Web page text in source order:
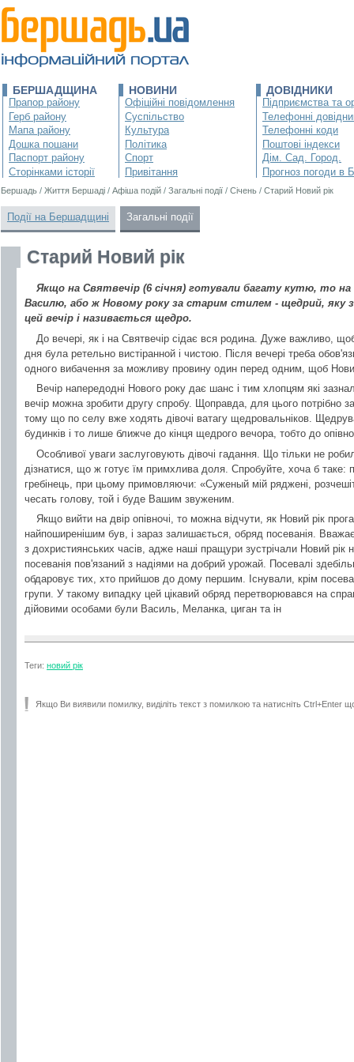
БЕРШАДЩИНА
Прапор району
Герб району
Мапа району
Дошка пошани
Паспорт району
Сторінками історії
НОВИНИ
Офіційні повідомлення
Суспільство
Культура
Політика
Спорт
Привітання
ДОВІДНИКИ
Підприємства та
Телефонні
Телефонні коди
Поштові індекси
Дім. Сад. Город.
Прогноз погоди в
Бершадь / Життя Бершаді / Афіша подій / Загальні події / Січень / Старий Новий рік
Події на Бершадщині Загальні події
Старий Новий рік
Якщо на Святвечір (6 січня) готували багату кутю, то на
Василю, або ж Новому року за старим стилем - щедрий, яку
цей вечір і називається щедро.
До вечері, як і на Святвечір сідає вся родина. Дуже важливо,
дня була ретельно вистіранной і чистою. Після вечері треба
одного вибачення за можливу провину один перед одним, щоб Новий
Вечір напередодні Нового року дає шанс і тим хлопцям які
вечір можна зробити другу спробу. Щоправда, для цього потрібно
тому що по селу вже ходять дівочі ватагу щедровальніков.
будинків і то лише ближче до кінця щедрого вечора, тобто до
Особливої уваги заслуговують дівочі гадання. Що тільки не
дізнатися, що ж готує їм примхлива доля. Спробуйте, хоча б таке:
гребінець, при цьому примовляючи: «Суженый мій ряджені,
чесать голову, той і буде Вашим звуженим.
Якщо вийти на двір опівночі, то можна відчути, як Новий рік
найпоширенішим був, і зараз залишається, обряд посеванія.
з дохристиянських часів, адже наші пращури зустрічали Новий рік
посеванія пов'язаний з надіями на добрий урожай. Посевалі
обдаровує тих, хто прийшов до дому першим. Існували, крім
групи. У такому випадку цей цікавий обряд перетворювався на
дійовими особами були Василь, Меланка, циган та ін
Теги: новий рік
Якщо Ви виявили помилку, виділіть текст з помилкою та натисніть Ctrl+Enter